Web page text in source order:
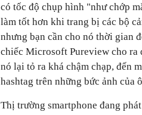
có tốc độ chụp hình "như chớp
làm tốt hơn khi trang bị các bộ
nhưng bạn cần cho nó thời gian
chiếc Microsoft Pureview cho ra
nó lại tỏ ra khá chậm chạp, đến
hashtag trên những bức ảnh của
Thị trường smartphone đang